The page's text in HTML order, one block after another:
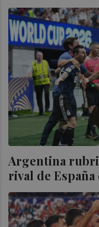
Argentina
rival de